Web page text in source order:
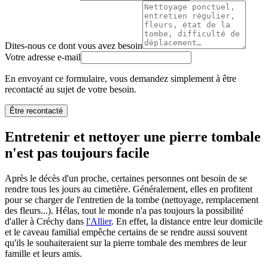
Dites-nous ce dont vous avez besoin
Votre adresse e-mail
En envoyant ce formulaire, vous demandez simplement à être
recontacté au sujet de votre besoin.
Être recontacté
Entretenir et nettoyer une pierre tombale
n'est pas toujours facile
Après le décès d'un proche, certaines personnes ont besoin de se
rendre tous les jours au cimetière. Généralement, elles en profitent
pour se charger de l'entretien de la tombe (nettoyage, remplacement
des fleurs...). Hélas, tout le monde n'a pas toujours la possibilité
d'aller à Créchy dans l'Allier. En effet, la distance entre leur domicile
et le caveau familial empêche certains de se rendre aussi souvent
qu'ils le souhaiteraient sur la pierre tombale des membres de leur
famille et leurs amis.